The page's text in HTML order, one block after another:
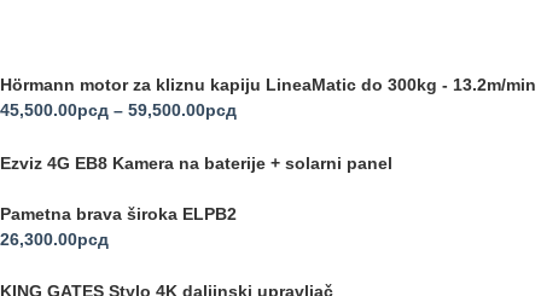
Hörmann motor za kliznu kapiju LineaMatic do 300kg - 13.2m/min
45,500.00рсд – 59,500.00рсд
Ezviz 4G EB8 Kamera na baterije + solarni panel
Pametna brava široka ELPB2
26,300.00рсд
KING GATES Stylo 4K daljinski upravljač